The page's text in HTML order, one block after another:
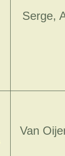
Serge,
Van